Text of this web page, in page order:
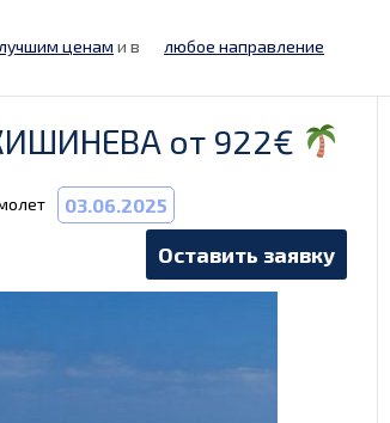
лучшим ценам и в любое направление
от 922€
03.06.2025
Оставить заявку